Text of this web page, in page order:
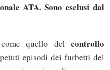
ATA. Sono esclusi dal
quello del controllo
episodi dei furbetti del